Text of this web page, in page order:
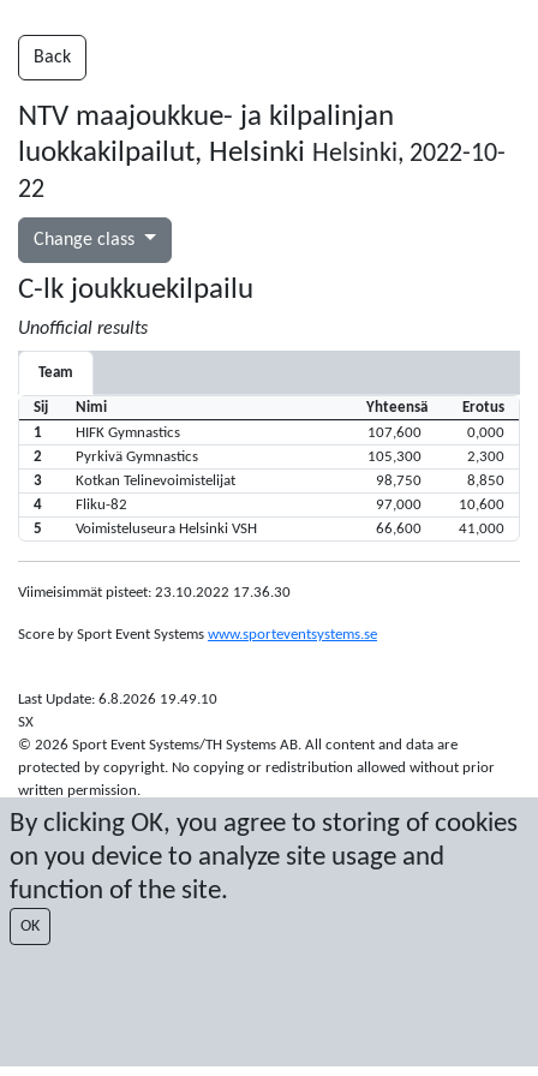
By clicking OK, you agree to storing of cookies
on you device to analyze site usage and
function of the site.
OK
Back
NTV maajoukkue- ja kilpalinjan
luokkakilpailut, Helsinki Helsinki, 2022-10-
22
Change class
C-lk joukkuekilpailu
Unofficial results
Team
Sij Nimi Yhteensä
Erotus
1
HIFK Gymnastics 107,600
0,000
2
Pyrkivä Gymnastics 105,300
2,300
3
Kotkan Telinevoimistelijat 98,750
8,850
4
Fliku-82 97,000
10,600
5
Voimisteluseura Helsinki VSH 66,600 41,000
Viimeisimmät pisteet: 23.10.2022 17.36.30
Score by Sport Event Systems www.sporteventsystems.se
Last Update: 6.8.2026 19.49.10
SX
© 2026 Sport Event Systems/TH Systems AB. All content and data are
protected by copyright. No copying or redistribution allowed without prior
written permission.